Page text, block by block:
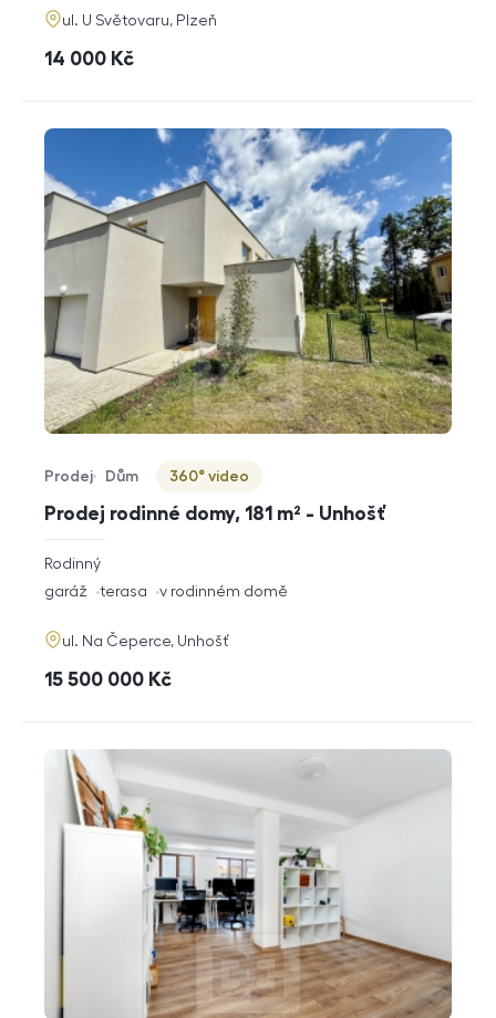
adresa
ul. U Světovaru, Plzeň
cena
14 000 Kč
Prodej rodinné domy, 181 m² - Unhošť
Typ nabídky
Prodej
Typ nemovitosti
Dům
Virtuální prohlídka
360° video
rozměry
dispozice
Rodinný
funkce
garáž terasa v rodinném domě
adresa
ul. Na Čeperce, Unhošť
cena
15 500 000 Kč